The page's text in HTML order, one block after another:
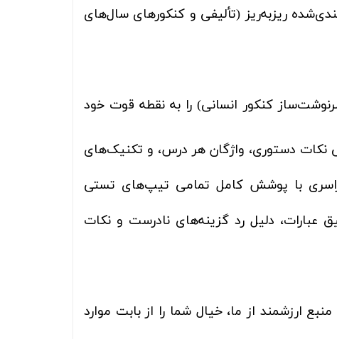
ریزبه‌ریز (تألیفی و کنکورهای سال‌های
کنکور انسانی) را به نقطه قوت خود
نکات دستوری، واژگان هر درس، و تکنیک‌های
با پوشش کامل تمامی تیپ‌های تستی
عبارات، دلیل رد گزینه‌های نادرست و نکات
ارزشمند از ما، خیال شما را از بابت موارد